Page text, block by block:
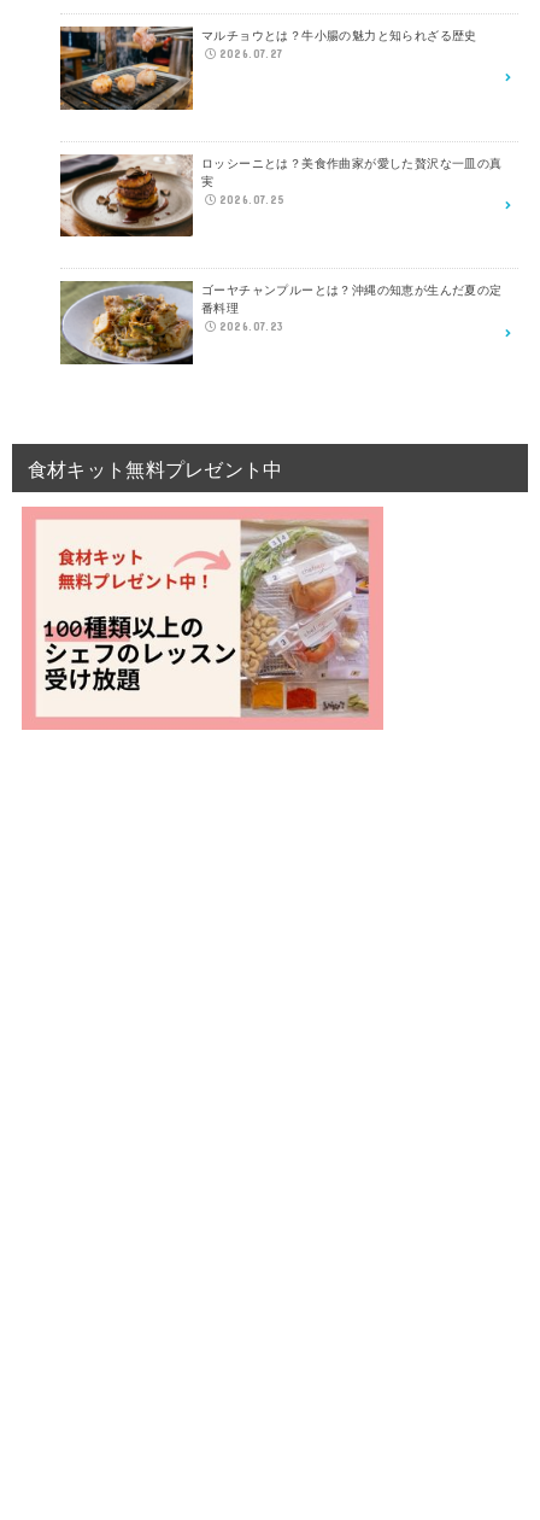
マルチョウとは？牛小腸の魅力と知られざる歴史
2026.07.27
ロッシーニとは？美食作曲家が愛した贅沢な一皿の真
実
2026.07.25
ゴーヤチャンプルーとは？沖縄の知恵が生んだ夏の定
番料理
2026.07.23
食材キット無料プレゼント中